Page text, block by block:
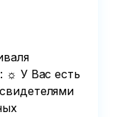
☼ У Вас есть